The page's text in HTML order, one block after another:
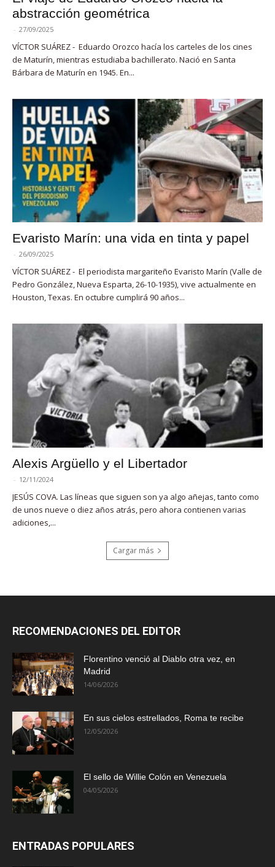
abstracción geométrica
- 27/09/2025
VÍCTOR SUÁREZ - Eduardo Orozco hacía los carteles de los cines
de Maturín, mientras estudiaba bachillerato. Nació en Santa
Bárbara de Maturín en 1945. En...
Evaristo Marín: una vida en tinta y papel
- 26/09/2025
VÍCTOR SUÁREZ - El periodista margariteño Evaristo Marín (Valle de
Pedro González, Nueva Esparta, 26-10-1935), vive actualmente en
Houston, Texas. En octubre cumplirá 90 años...
Alexis Argüello y el Libertador
- 12/11/2024
JESÚS COVA. Las líneas que siguen son ya algo añejas, tanto como
de unos nueve o diez años atrás, pero ahora contienen varias
adiciones,...
Cargar más
RECOMENDACIONES DEL EDITOR
Florentino venció al Diablo otra vez, en
Madrid
14/06/2026
En sus cielos estrellados, Roma te recibe
12/05/2026
El sello de Willie Colón en Venezuela
04/05/2026
ENTRADAS POPULARES